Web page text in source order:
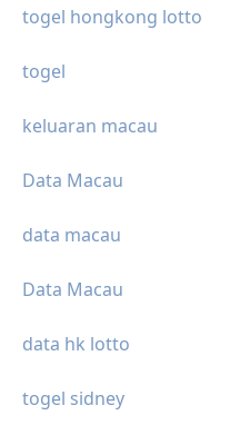
togel hongkong lotto
togel
keluaran macau
Data Macau
data macau
Data Macau
data hk lotto
togel sidney